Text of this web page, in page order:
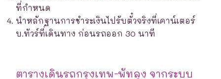
ที่กำหนด
นำหลักฐานการชำระเงินไปรับตั๋วจริงที่เคาน์เตอร์
บ.ทัวร์ที่เดินทาง ก่อนรถออก 30 นาที
ตารางเดินรถกรุงเทพ-พัทลุง จากระบบ